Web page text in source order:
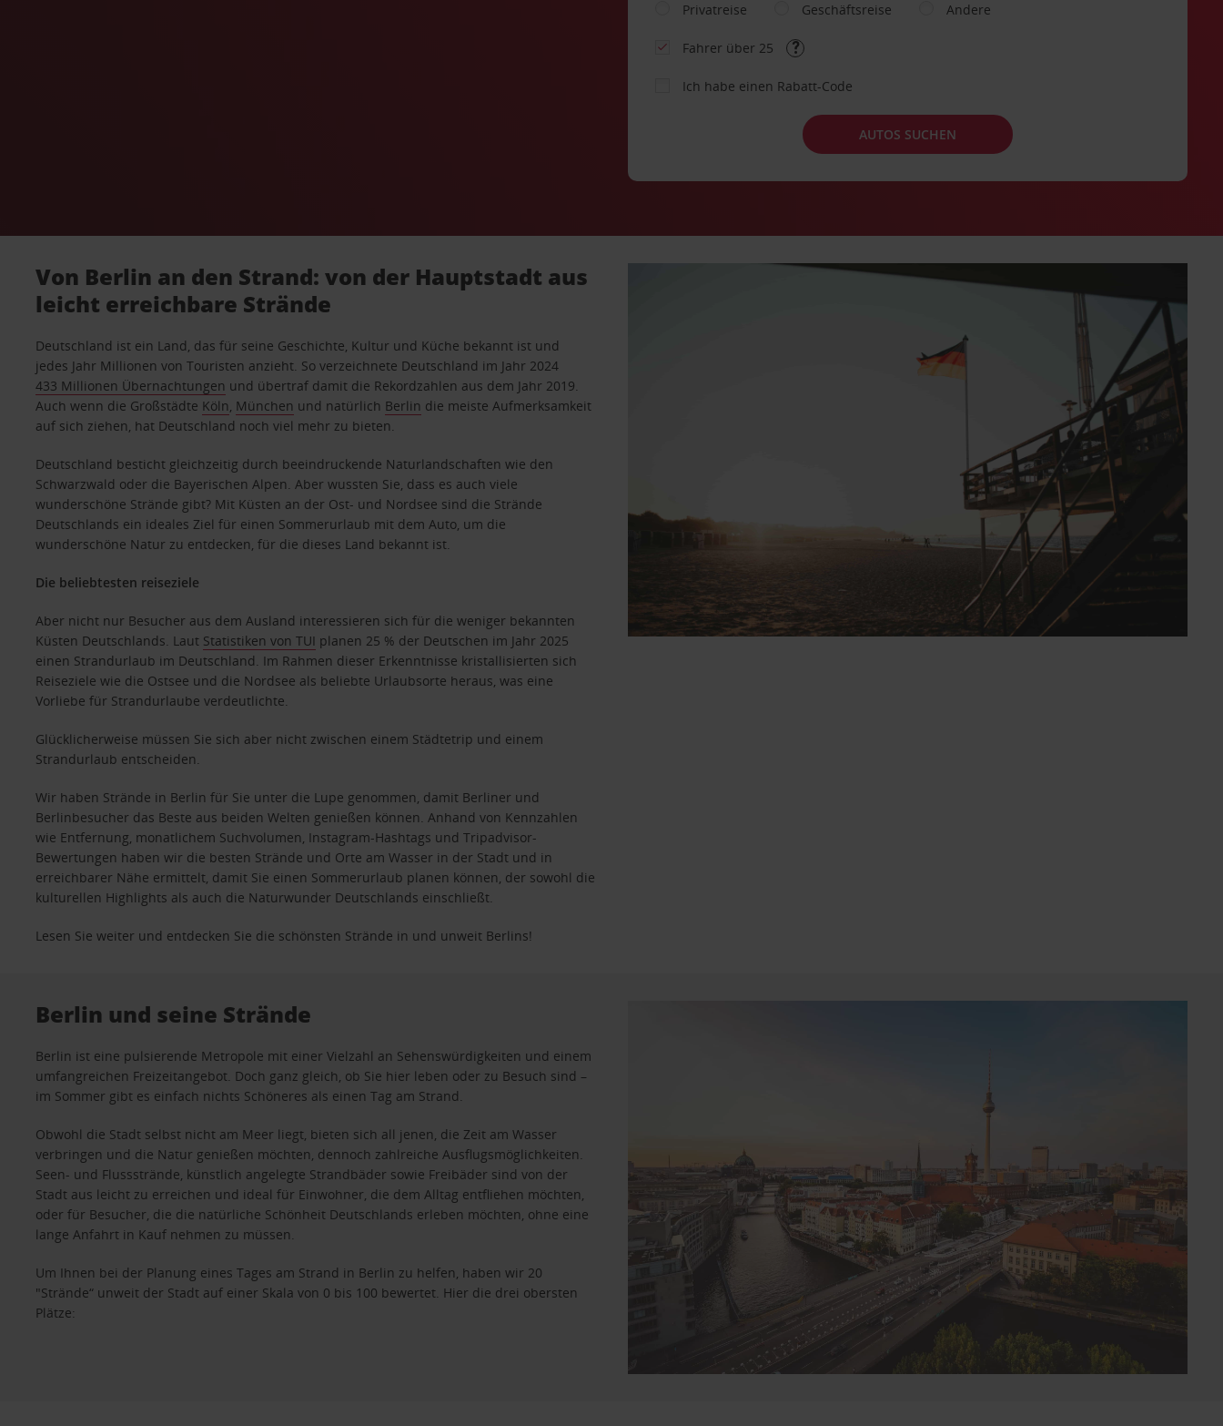
Privatreise
Geschäftsreise Andere
Fahrer über 25
Ich habe einen Rabatt-Code
AUTOS SUCHEN
Von Berlin an den Strand: von der Hauptstadt aus
leicht erreichbare Strände
Deutschland ist ein Land, das für seine Geschichte, Kultur und Küche bekannt ist und
jedes Jahr Millionen von Touristen anzieht. So verzeichnete Deutschland im Jahr 2024
433 Millionen Übernachtungen und übertraf damit die Rekordzahlen aus dem Jahr 2019.
Auch wenn die Großstädte Köln, München und natürlich Berlin die meiste Aufmerksamkeit
auf sich ziehen, hat Deutschland noch viel mehr zu bieten.
Deutschland besticht gleichzeitig durch beeindruckende Naturlandschaften wie den
Schwarzwald oder die Bayerischen Alpen. Aber wussten Sie, dass es auch viele
wunderschöne Strände gibt? Mit Küsten an der Ost- und Nordsee sind die Strände
Deutschlands ein ideales Ziel für einen Sommerurlaub mit dem Auto, um die
wunderschöne Natur zu entdecken, für die dieses Land bekannt ist.
Die beliebtesten reiseziele
Aber nicht nur Besucher aus dem Ausland interessieren sich für die weniger bekannten
Küsten Deutschlands. Laut Statistiken von TUI planen 25 % der Deutschen im Jahr 2025
einen Strandurlaub im Deutschland. Im Rahmen dieser Erkenntnisse kristallisierten sich
Reiseziele wie die Ostsee und die Nordsee als beliebte Urlaubsorte heraus, was eine
Vorliebe für Strandurlaube verdeutlichte.
Glücklicherweise müssen Sie sich aber nicht zwischen einem Städtetrip und einem
Strandurlaub entscheiden.
Wir haben Strände in Berlin für Sie unter die Lupe genommen, damit Berliner und
Berlinbesucher das Beste aus beiden Welten genießen können. Anhand von Kennzahlen
wie Entfernung, monatlichem Suchvolumen, Instagram-Hashtags und Tripadvisor-
Bewertungen haben wir die besten Strände und Orte am Wasser in der Stadt und in
erreichbarer Nähe ermittelt, damit Sie einen Sommerurlaub planen können, der sowohl die
kulturellen Highlights als auch die Naturwunder Deutschlands einschließt.
Lesen Sie weiter und entdecken Sie die schönsten Strände in und unweit Berlins!
Berlin und seine Strände
Berlin ist eine pulsierende Metropole mit einer Vielzahl an Sehenswürdigkeiten und einem
umfangreichen Freizeitangebot. Doch ganz gleich, ob Sie hier leben oder zu Besuch sind –
im Sommer gibt es einfach nichts Schöneres als einen Tag am Strand.
Obwohl die Stadt selbst nicht am Meer liegt, bieten sich all jenen, die Zeit am Wasser
verbringen und die Natur genießen möchten, dennoch zahlreiche Ausflugsmöglichkeiten.
Seen- und Flussstrände, künstlich angelegte Strandbäder sowie Freibäder sind von der
Stadt aus leicht zu erreichen und ideal für Einwohner, die dem Alltag entfliehen möchten,
oder für Besucher, die die natürliche Schönheit Deutschlands erleben möchten, ohne eine
lange Anfahrt in Kauf nehmen zu müssen.
Um Ihnen bei der Planung eines Tages am Strand in Berlin zu helfen, haben wir 20
"Strände“ unweit der Stadt auf einer Skala von 0 bis 100 bewertet. Hier die drei obersten
Plätze: